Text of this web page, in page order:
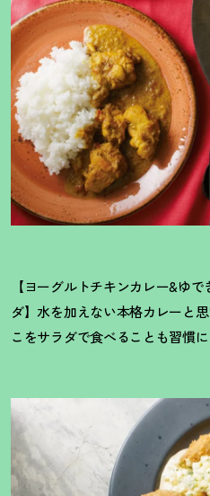
【ヨーグルトチキンカレー&ゆ
ダ】水を加えない本格カレーと
こをサラダで食べることも習慣